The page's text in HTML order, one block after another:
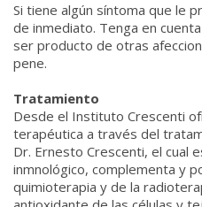
Si tiene algún síntoma que le
de inmediato. Tenga en
ser producto de otras
pene.
Tratamiento
Desde el Instituto Crescenti
terapéutica a través del
Dr. Ernesto Crescenti, el cual
inmnológico, complementa y
quimioterapia y de la